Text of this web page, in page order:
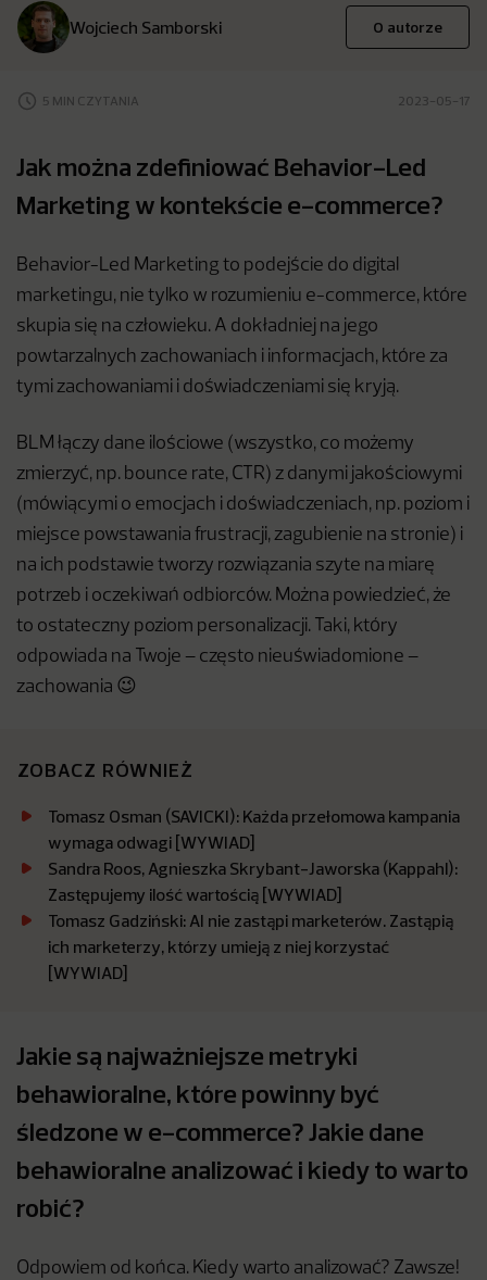
Wojciech Samborski O autorze
5 MIN CZYTANIA 2023-05-17
Jak można zdefiniować Behavior-Led
Marketing w kontekście e-commerce?
Behavior-Led Marketing to podejście do digital
marketingu, nie tylko w rozumieniu e-commerce, które
skupia się na człowieku. A dokładniej na jego
powtarzalnych zachowaniach i informacjach, które za
tymi zachowaniami i doświadczeniami się kryją.
BLM łączy dane ilościowe (wszystko, co możemy
zmierzyć, np. bounce rate, CTR) z danymi jakościowymi
(mówiącymi o emocjach i doświadczeniach, np. poziom i
miejsce powstawania frustracji, zagubienie na stronie) i
na ich podstawie tworzy rozwiązania szyte na miarę
potrzeb i oczekiwań odbiorców. Można powiedzieć, że
to ostateczny poziom personalizacji. Taki, który
odpowiada na Twoje – często nieuświadomione –
zachowania 😉
ZOBACZ RÓWNIEŻ
Tomasz Osman (SAVICKI): Każda przełomowa kampania
wymaga odwagi [WYWIAD]
Sandra Roos, Agnieszka Skrybant-Jaworska (Kappahl):
Zastępujemy ilość wartością [WYWIAD]
Tomasz Gadziński: AI nie zastąpi marketerów. Zastąpią
ich marketerzy, którzy umieją z niej korzystać
[WYWIAD]
Jakie są najważniejsze metryki
behawioralne, które powinny być
śledzone w e-commerce? Jakie dane
behawioralne analizować i kiedy to warto
robić?
Odpowiem od końca. Kiedy warto analizować? Zawsze!